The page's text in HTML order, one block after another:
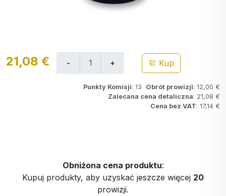
21,08 € Kup
Punkty Komisji: 13 Obrót prowizji: 12,00 €
Zalecana cena detaliczna: 21,08 €
Cena bez VAT: 17,14 €
Obniżona cena produktu:
Kupuj produkty, aby uzyskać jeszcze więcej 20
prowizji.